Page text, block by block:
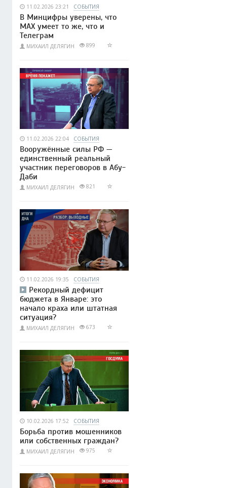
11.02.2026 23:21 СОБЫТИЯ
В Минцифры уверены, что
МАХ умеет то же, что и
Телеграм
МИХАИЛ ДЕЛЯГИН 899
11.02.2026 22:04 СОБЫТИЯ
Вооружённые силы РФ —
единственный реальный
участник переговоров в Абу-
Даби
МИХАИЛ ДЕЛЯГИН 821
11.02.2026 19:35 СОБЫТИЯ
Рекордный дефицит
бюджета в Январе: это
начало краха или штатная
ситуация?
МИХАИЛ ДЕЛЯГИН 673
10.02.2026 17:52 СОБЫТИЯ
Борьба против мошенников
или собственных граждан?
МИХАИЛ ДЕЛЯГИН 975